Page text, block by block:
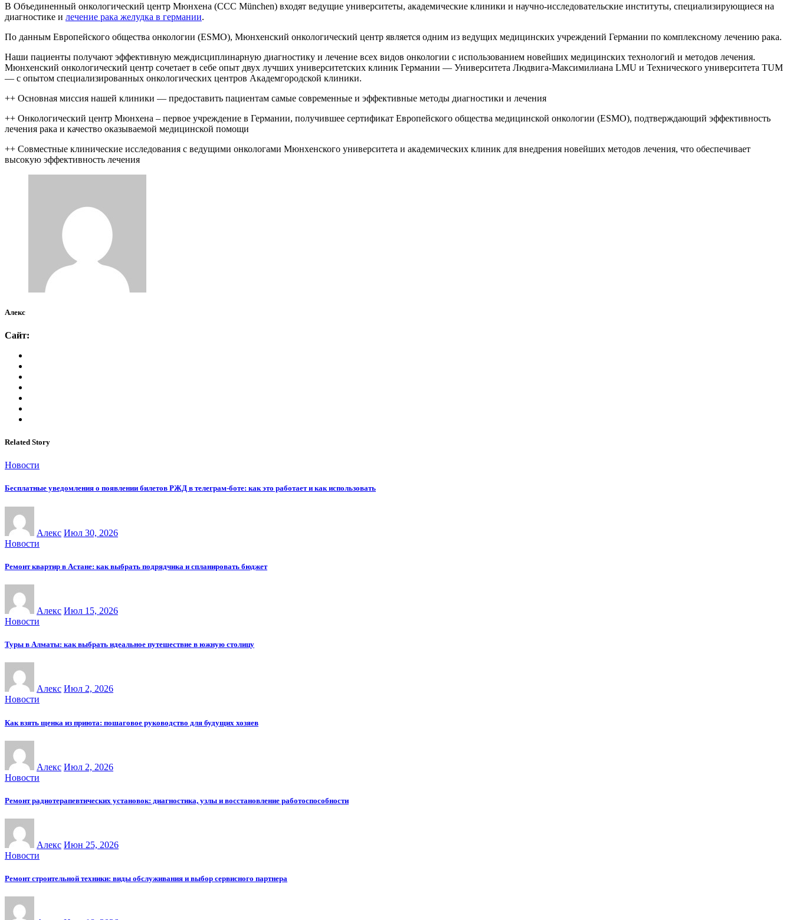
В Объединенный онкологический центр Мюнхена (CCC München) входят ведущие университеты, академические клиники и научно-исследовательские институты, специализирующиеся на
диагностике и лечение рака желудка в германии.
По данным Европейского общества онкологии (ESMO), Мюнхенский онкологический центр является одним из ведущих медицинских учреждений Германии по комплексному лечению рака.
Наши пациенты получают эффективную междисциплинарную диагностику и лечение всех видов онкологии с использованием новейших медицинских технологий и методов лечения.
Мюнхенский онкологический центр сочетает в себе опыт двух лучших университетских клиник Германии — Университета Людвига-Максимилиана LMU и Технического университета TUM
— с опытом специализированных онкологических центров Академгородской клиники.
++ Основная миссия нашей клиники — предоставить пациентам самые современные и эффективные методы диагностики и лечения
++ Онкологический центр Мюнхена – первое учреждение в Германии, получившее сертификат Европейского общества медицинской онкологии (ESMO), подтверждающий эффективность
лечения рака и качество оказываемой медицинской помощи
++ Совместные клинические исследования с ведущими онкологами Мюнхенского университета и академических клиник для внедрения новейших методов лечения, что обеспечивает
высокую эффективность лечения
Алекс
Сайт:
Related Story
Новости
Бесплатные уведомления о появлении билетов РЖД в телеграм-боте: как это работает и как использовать
Алекс Июл 30, 2026
Новости
Ремонт квартир в Астане: как выбрать подрядчика и спланировать бюджет
Алекс Июл 15, 2026
Новости
Туры в Алматы: как выбрать идеальное путешествие в южную столицу
Алекс Июл 2, 2026
Новости
Как взять щенка из приюта: пошаговое руководство для будущих хозяев
Алекс Июл 2, 2026
Новости
Ремонт радиотерапевтических установок: диагностика, узлы и восстановление работоспособности
Алекс Июн 25, 2026
Новости
Ремонт строительной техники: виды обслуживания и выбор сервисного партнера